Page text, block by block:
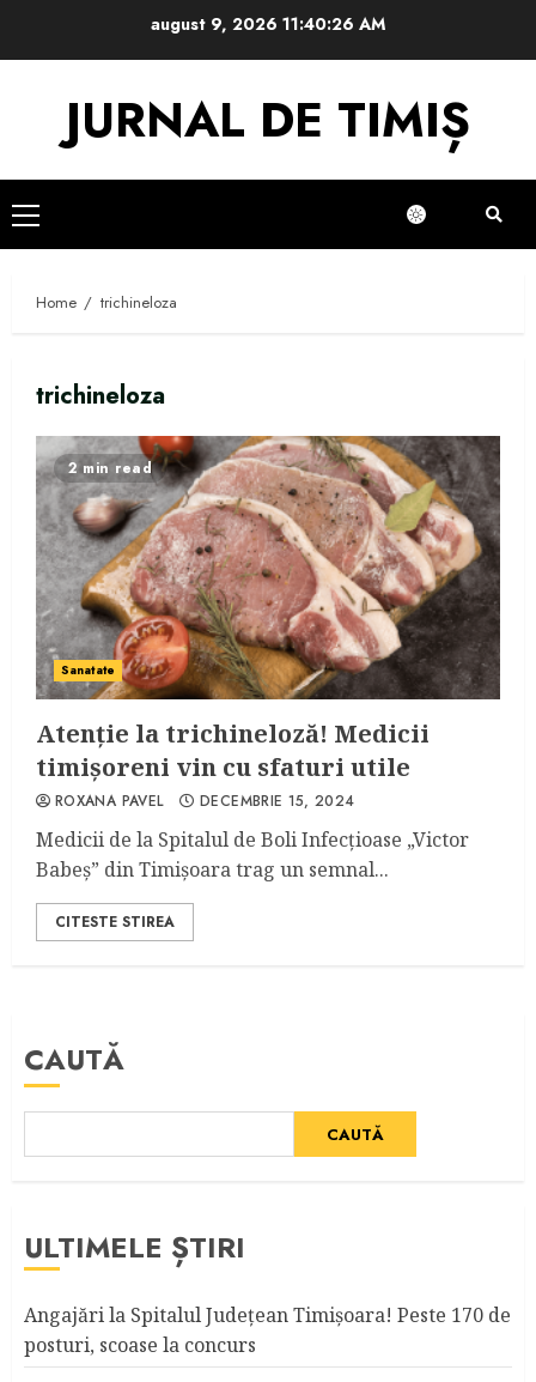
august 9, 2026 11:40:26 AM
JURNAL DE TIMIȘ
Primary
Menu
Home trichineloza
trichineloza
2 min read
Sanatate
Atenție la trichineloză! Medicii
timișoreni vin cu sfaturi utile
ROXANA PAVEL DECEMBRIE 15, 2024
Medicii de la Spitalul de Boli Infecțioase „Victor
Babeș” din Timișoara trag un semnal...
CITESTE STIREA
CAUTĂ
CAUTĂ
ULTIMELE ȘTIRI
Angajări la Spitalul Judeţean Timişoara! Peste 170 de
posturi, scoase la concurs